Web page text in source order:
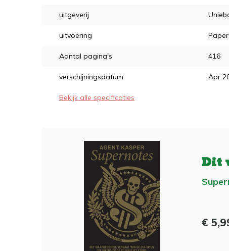
uitgeverij
uitvoering
Aantal pagina's 416
verschijningsdatum Apr
Bekijk alle specificaties
Dit
€